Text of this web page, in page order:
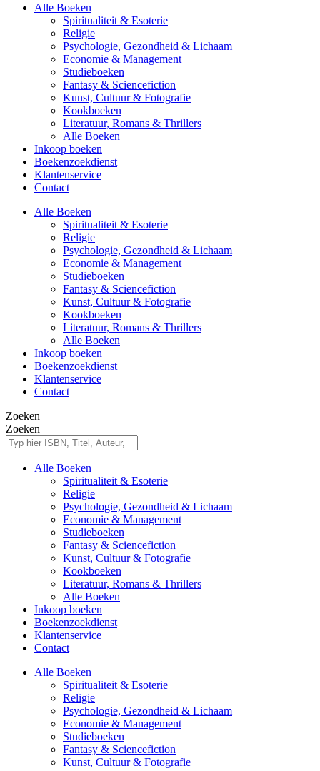
Alle Boeken
Spiritualiteit & Esoterie
Religie
Psychologie, Gezondheid & Lichaam
Economie & Management
Studieboeken
Fantasy & Sciencefiction
Kunst, Cultuur & Fotografie
Kookboeken
Literatuur, Romans & Thrillers
Alle Boeken
Inkoop boeken
Boekenzoekdienst
Klantenservice
Contact
Alle Boeken
Spiritualiteit & Esoterie
Religie
Psychologie, Gezondheid & Lichaam
Economie & Management
Studieboeken
Fantasy & Sciencefiction
Kunst, Cultuur & Fotografie
Kookboeken
Literatuur, Romans & Thrillers
Alle Boeken
Inkoop boeken
Boekenzoekdienst
Klantenservice
Contact
Zoeken
Zoeken
Alle Boeken
Spiritualiteit & Esoterie
Religie
Psychologie, Gezondheid & Lichaam
Economie & Management
Studieboeken
Fantasy & Sciencefiction
Kunst, Cultuur & Fotografie
Kookboeken
Literatuur, Romans & Thrillers
Alle Boeken
Inkoop boeken
Boekenzoekdienst
Klantenservice
Contact
Alle Boeken
Spiritualiteit & Esoterie
Religie
Psychologie, Gezondheid & Lichaam
Economie & Management
Studieboeken
Fantasy & Sciencefiction
Kunst, Cultuur & Fotografie